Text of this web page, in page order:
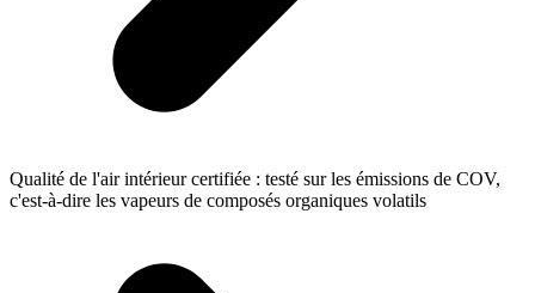
Qualité de l'air intérieur certifiée : testé sur les émissions de COV,
c'est-à-dire les vapeurs de composés organiques volatils